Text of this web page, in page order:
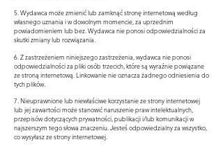
5. Wydawca może zmienić lub zamknąć stronę internetową według
własnego uznania i w dowolnym momencie, za uprzednim
powiadomieniem lub bez. Wydawca nie ponosi odpowiedzialności za
skutki zmiany lub rozwiązania.
6. Z zastrzeżeniem niniejszego zastrzeżenia, wydawca nie ponosi
odpowiedzialności za pliki osób trzecich, które są wyraźnie powiązane
ze stroną internetową. Linkowanie nie oznacza żadnego odniesienia do
tych plików.
7. Nieuprawnione lub niewłaściwe korzystanie ze strony internetowej
lub jej zawartości może stanowić naruszenie praw intelektualnych,
przepisów dotyczących prywatności, publikacji i/lub komunikacji w
najszerszym tego słowa znaczeniu. Jesteś odpowiedzialny za wszystko,
co wysyłasz ze strony internetowej.